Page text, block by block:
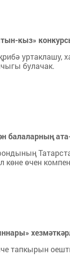
кыз»
булачак.
балаларның
өчен
тапкырын